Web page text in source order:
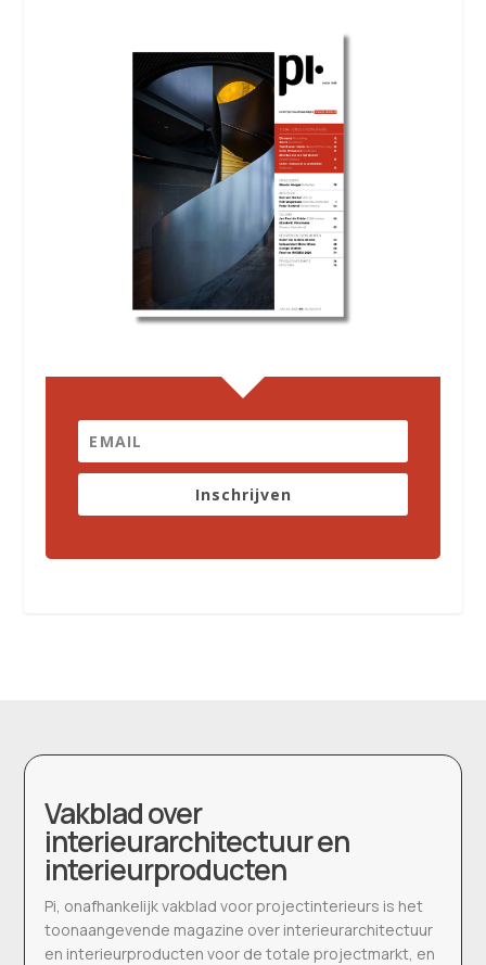
Inschrijven
Vakblad over
interieurarchitectuur en
interieurproducten
Pi, onafhankelijk vakblad voor projectinterieurs is het
toonaangevende magazine over interieurarchitectuur
en interieurproducten voor de totale projectmarkt, en